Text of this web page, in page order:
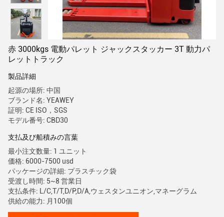
赤 3000kgs 電動パレット ジャックスタッカー 3T 動力パ
レットトラック
製品詳細
起源の場所: 中国
ブランド名: YEAWEY
証明: CE ISO，SGS
モデル番号: CBD30
支払及び船積みの言葉
最小注文数量: 1 ユニット
価格: 6000-7500 usd
パッケージの詳細: プラスチック袋
受渡し時間: 5~8 営業日
支払条件: L/C,T/T,D/P,D/A,ウェスタンユニオン,マネーグラム
供給の能力: 月100個